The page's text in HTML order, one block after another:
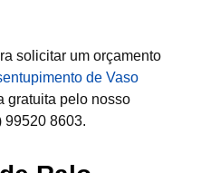
solicitar um orçamento
de Vaso
gratuita pelo nosso
99520 8603.